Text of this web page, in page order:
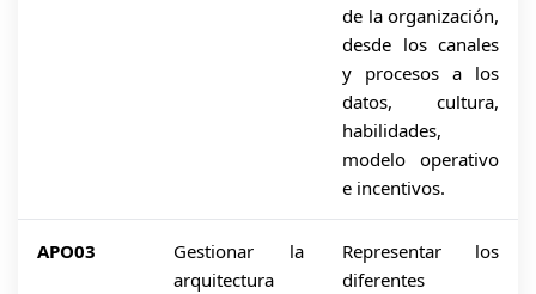
de la organización,
desde los canales
y procesos a los
datos, cultura,
habilidades,
modelo operativo
e incentivos.
APO03
Gestionar la
arquitectura
Representar los
diferentes